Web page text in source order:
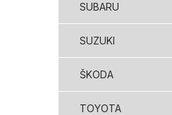
SUBARU
SUZUKI
ŠKODA
TOYOTA